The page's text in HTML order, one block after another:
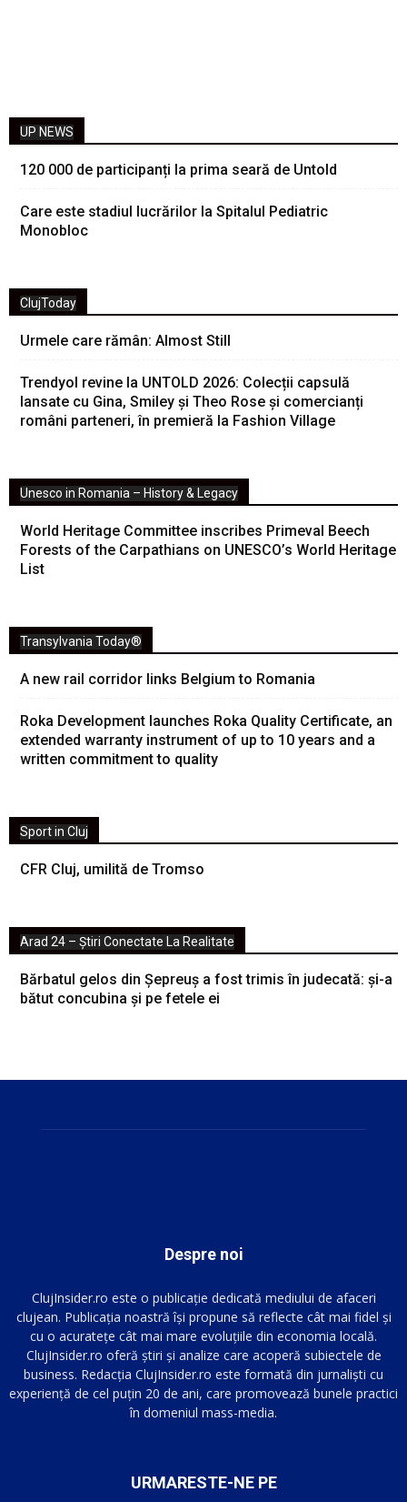
UP NEWS
120 000 de participanți la prima seară de Untold
Care este stadiul lucrărilor la Spitalul Pediatric
Monobloc
ClujToday
Urmele care rămân: Almost Still
Trendyol revine la UNTOLD 2026: Colecții capsulă
lansate cu Gina, Smiley și Theo Rose și comercianți
români parteneri, în premieră la Fashion Village
Unesco in Romania – History & Legacy
World Heritage Committee inscribes Primeval Beech
Forests of the Carpathians on UNESCO’s World Heritage
List
Transylvania Today®
A new rail corridor links Belgium to Romania
Roka Development launches Roka Quality Certificate, an
extended warranty instrument of up to 10 years and a
written commitment to quality
Sport in Cluj
CFR Cluj, umilită de Tromso
Arad 24 – Știri Conectate La Realitate
Bărbatul gelos din Șepreuș a fost trimis în judecată: și-a
bătut concubina și pe fetele ei
Despre noi
ClujInsider.ro este o publicație dedicată mediului de afaceri
clujean. Publicația noastră își propune să reflecte cât mai fidel și
cu o acuratețe cât mai mare evoluțiile din economia locală.
ClujInsider.ro oferă știri și analize care acoperă subiectele de
business. Redacția ClujInsider.ro este formată din jurnaliști cu
experiență de cel puțin 20 de ani, care promovează bunele practici
în domeniul mass-media.
URMARESTE-NE PE